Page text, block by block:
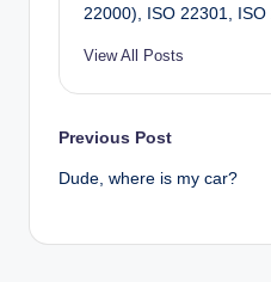
22000), ISO 22301, ISO
View All Posts
Post
navigation
Previous Post
Dude, where is my car?